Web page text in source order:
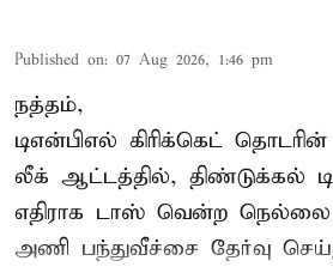
Published on: 07 Aug 2026, 1:46 pm
நத்தம்,
டிஎன்பிஎல் கிரிக்கெட்
லீக் ஆட்டத்தில், திண்டுக்கல்
எதிராக டாஸ் வென்ற
அணி பந்துவீச்சை தேர்வு